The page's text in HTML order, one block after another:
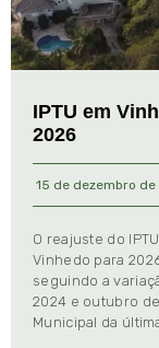
IPTU em
2026
15 de dezembro de
O reajuste do
Vinhedo para
seguindo a
2024 e outubro
Municipal da